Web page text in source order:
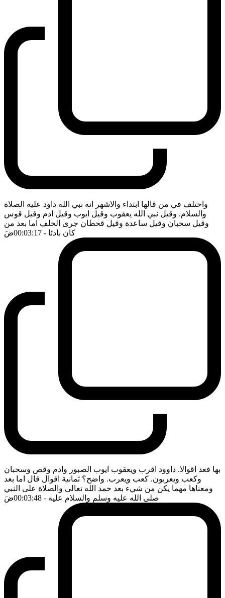
واختلف في من قالها ابتداء والاشهر انه نبي الله داود عليه الصلاة
والسلام. وقيل نبي الله يعقوب وقيل ايوب وقيل ادم وقيل قوس
وقيل سحبان وقيل ساعدة وقيل قحطان جرى الخلف اما بعد من
كان بادئا - 00:03:17 ضَ
بها فعد اقوالا. داوود اقرب ويعقوب ايوب الصبور وادم وقص وسحبان
وكعب ويعربون. كعب ويعرب. واضح؟ ثمانية اقوال قال اما بعد
ومعناها مهما يكن من شيء بعد حمد الله تعالى والصلاة على النبي
صلى الله عليه وسلم والسلام عليه - 00:03:48 ضَ